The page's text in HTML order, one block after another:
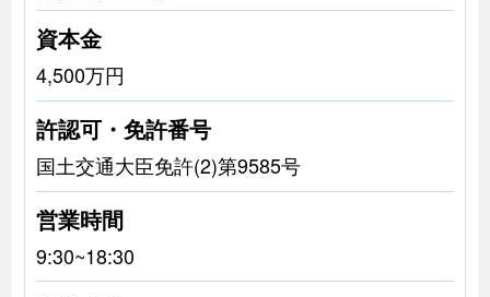
資本金
4,500万円
許認可・免許番号
国土交通大臣免許(2)第9585号
営業時間
9:30~18:30